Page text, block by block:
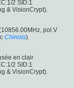
2 SID:1
& VisionCrypt).
pol.V
Chinois).
en clair
2 SID:1
& VisionCrypt).